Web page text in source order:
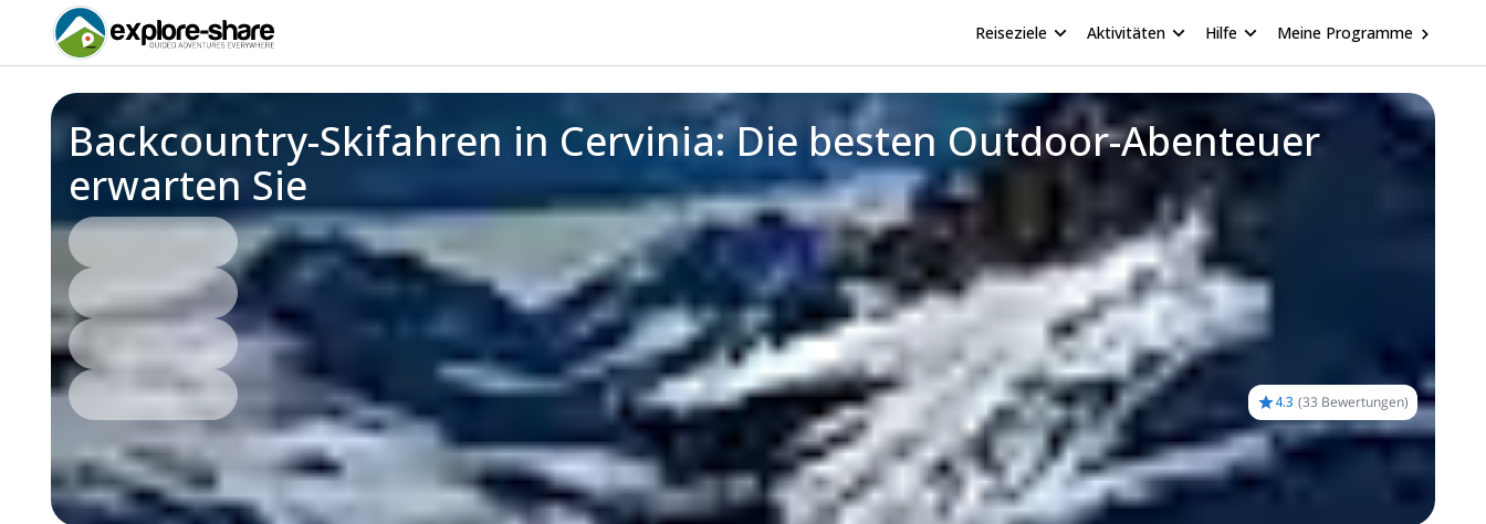
Reiseziele Aktivitäten Hilfe Meine Programme
Backcountry-Skifahren in Cervinia: Die besten Outdoor-Abenteuer
erwarten Sie
4.3 (33 Bewertungen)